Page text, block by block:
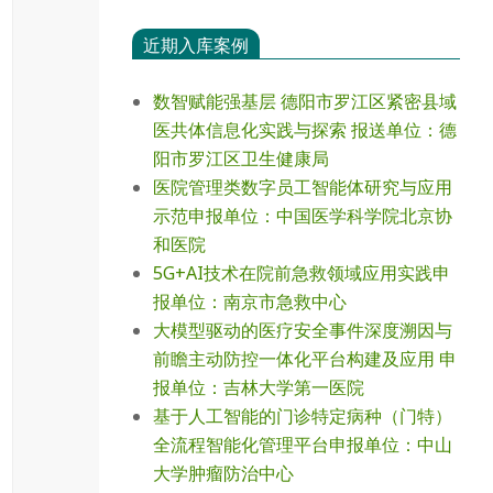
近期入库案例
数智赋能强基层 德阳市罗江区紧密县域
医共体信息化实践与探索 报送单位：德
阳市罗江区卫生健康局
医院管理类数字员工智能体研究与应用
示范申报单位：中国医学科学院北京协
和医院
5G+AI技术在院前急救领域应用实践申
报单位：南京市急救中心
大模型驱动的医疗安全事件深度溯因与
前瞻主动防控一体化平台构建及应用 申
报单位：吉林大学第一医院
基于人工智能的门诊特定病种（门特）
全流程智能化管理平台申报单位：中山
大学肿瘤防治中心